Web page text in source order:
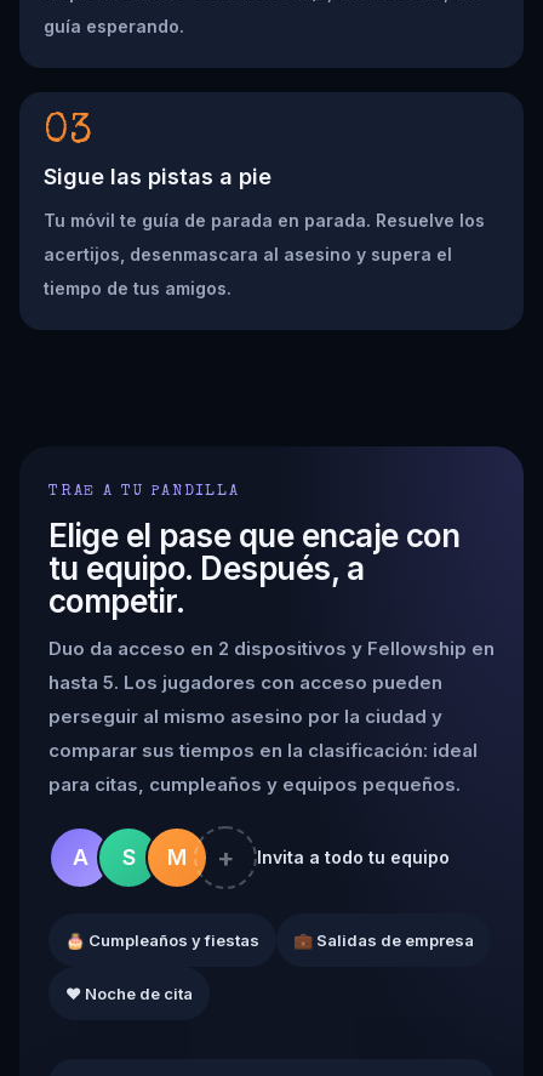
guía esperando.
03
Sigue las pistas a pie
Tu móvil te guía de parada en parada. Resuelve los
acertijos, desenmascara al asesino y supera el
tiempo de tus amigos.
TRAE A TU PANDILLA
Elige el pase que encaje con
tu equipo. Después, a
competir.
Duo da acceso en 2 dispositivos y Fellowship en
hasta 5. Los jugadores con acceso pueden
perseguir al mismo asesino por la ciudad y
comparar sus tiempos en la clasificación: ideal
para citas, cumpleaños y equipos pequeños.
A S M + Invita a todo tu equipo
🎂 Cumpleaños y fiestas 💼 Salidas de empresa
❤️ Noche de cita